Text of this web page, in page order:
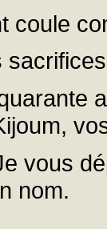
coule
vous
nom.